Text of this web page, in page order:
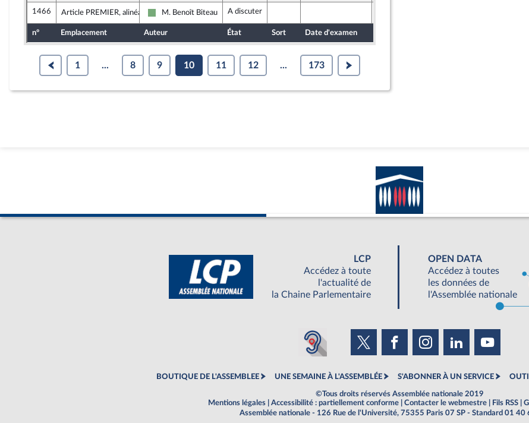
1466 Article PREMIER, alinéa 36
Écologiste et Social
M. Benoît Biteau A discuter
n° Emplacement Auteur État Sort Date d'examen
1 ... 8 9 10 11 12 ... 173
LCP
Accédez à toute
l'actualité de
la Chaine Parlementaire
OPEN DATA
Accédez à toutes
les données de
l'Assemblée nationale
BOUTIQUE DE L'ASSEMBLEE UNE SEMAINE À L'ASSEMBLÉE S'ABONNER À UN SERVICE
©Tous droits réservés Assemblée nationale 2019
Mentions légales
Accessibilité : partiellement conforme Contacter le webmestre Fils RSS
Assemblée nationale - 126 Rue de l'Université, 75355 Paris 07 SP - Standard 01 40